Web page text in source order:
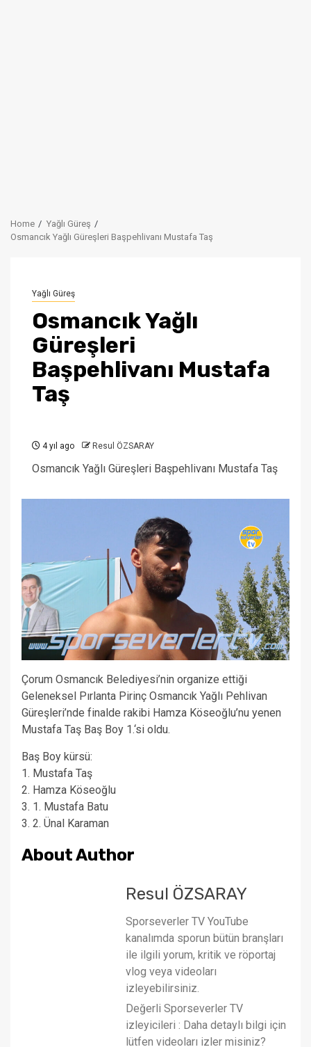
Home
Yağlı Güreş
Osmancık Yağlı Güreşleri Başpehlivanı Mustafa Taş
Yağlı Güreş
Osmancık Yağlı
Güreşleri
Başpehlivanı Mustafa
Taş
4 yıl ago Resul ÖZSARAY
Osmancık Yağlı Güreşleri Başpehlivanı Mustafa Taş
Çorum Osmancık Belediyesi’nin organize ettiği
Geleneksel Pırlanta Pirinç Osmancık Yağlı Pehlivan
Güreşleri’nde finalde rakibi Hamza Köseoğlu’nu yenen
Mustafa Taş Baş Boy 1.‘si oldu.
Baş Boy kürsü:
1. Mustafa Taş
2. Hamza Köseoğlu
3. 1. Mustafa Batu
3. 2. Ünal Karaman
About Author
Resul ÖZSARAY
Sporseverler TV YouTube
kanalımda sporun bütün branşları
ile ilgili yorum, kritik ve röportaj
vlog veya videoları
izleyebilirsiniz.
Değerli Sporseverler TV
izleyicileri : Daha detaylı bilgi için
lütfen videoları izler misiniz?